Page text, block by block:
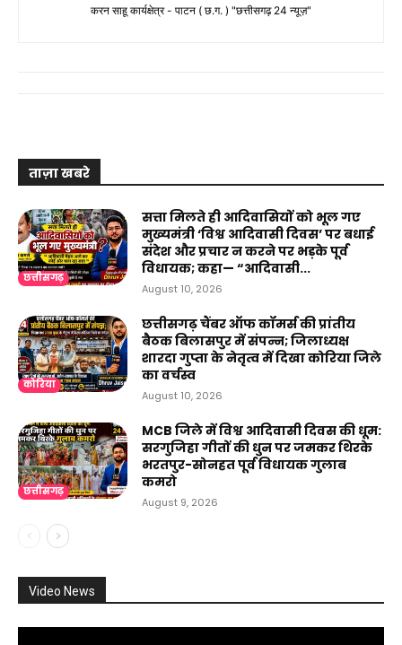
करन साहू कार्यक्षेत्र - पाटन ( छ.ग. ) "छत्तीसगढ़ 24 न्यूज़"
ताज़ा खबरे
छत्तीसगढ़
सत्ता मिलते ही आदिवासियों को भूल गए
मुख्यमंत्री ‘विश्व आदिवासी दिवस’ पर बधाई
संदेश और प्रचार न करने पर भड़के पूर्व
विधायक; कहा— “आदिवासी...
August 10, 2026
कोरिया
छत्तीसगढ़ चैंबर ऑफ कॉमर्स की प्रांतीय
बैठक बिलासपुर में संपन्न; जिलाध्यक्ष
शारदा गुप्ता के नेतृत्व में दिखा कोरिया जिले
का वर्चस्व
August 10, 2026
छत्तीसगढ़
MCB जिले में विश्व आदिवासी दिवस की धूम:
सरगुजिहा गीतों की धुन पर जमकर थिरके
भरतपुर-सोनहत पूर्व विधायक गुलाब
कमरो
August 9, 2026
Video News